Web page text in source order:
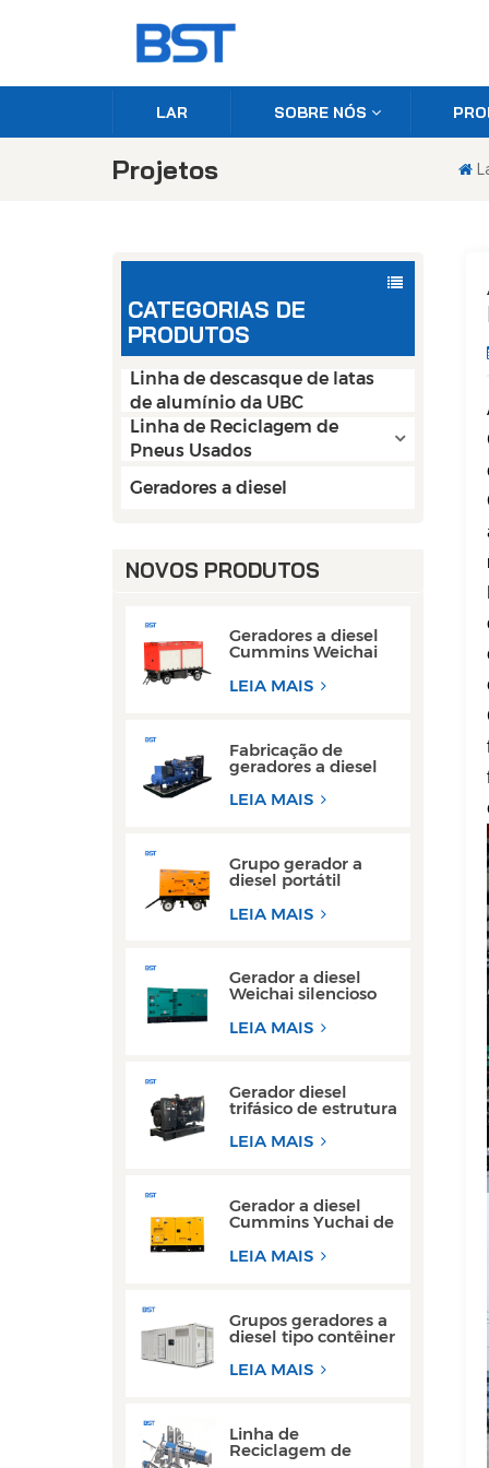
LAR SOBRE NÓS
Projetos
CATEGORIAS DE
PRODUTOS
Linha de descasque de latas
de alumínio da UBC
Linha de Reciclagem de
Pneus Usados
Geradores a diesel
NOVOS PRODUTOS
Geradores a diesel
Cummins Weichai
CA monofásicos
LEIA MAIS
Fabricação de
geradores a diesel
com motor Weichai
de 300 kW de
LEIA MAIS
Grupo gerador a
diesel portátil
trifásico super
silencioso tipo
LEIA MAIS
Gerador a diesel
Weichai silencioso
150 kVA e 200 kVA
LEIA MAIS
Gerador diesel
trifásico de estrutura
desempenho com
LEIA MAIS
Gerador a diesel
Cummins Yuchai de
ultra silencioso para
LEIA MAIS
Grupos geradores a
diesel tipo contêiner
de 300 kW e 350
kVA mais vendidos
LEIA MAIS
Linha de
Reciclagem de